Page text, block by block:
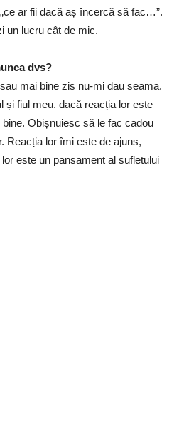
ar fii dacă aș încercă să fac…”.
un lucru cât de mic.
dvs?
mai bine zis nu-mi dau seama.
și fiul meu. dacă reacția lor este
bine. Obișnuiesc să le fac cadou
Reacția lor îmi este de ajuns,
este un pansament al sufletului